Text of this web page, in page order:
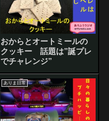
おからとオートミールの
クッキー 話題は”誕プレ
でチャレンジ”
ありま日常